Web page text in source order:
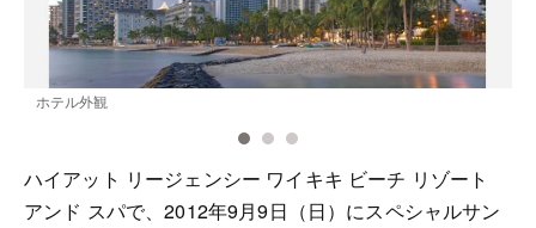
ホテル外観
ハイアット リージェンシー ワイキキ ビーチ リゾート
アンド スパで、2012年9月9日（日）にスペシャルサン